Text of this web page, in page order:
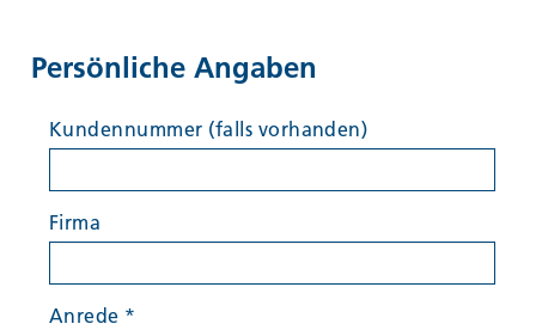
Persönliche Angaben
Kundennummer (falls vorhanden)
Firma
Anrede *